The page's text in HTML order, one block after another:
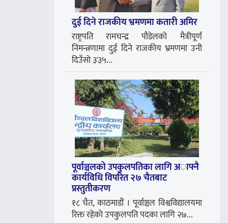
दुई दिने राजकीय भ्रमणमा कतारी अमिर
राष्ट्रपति रामचन्द्र पौडेलको मैत्रीपूर्ण
निमन्त्रणामा दुई दिने राजकीय भ्रमणमा उनी
दिउँसो ३ः३५...
पूर्वाञ्चलको उपकुलपतिका लागि अाफ्नै
कार्यविधि विपरित २७ चैतबाट
प्रस्तुतीकरण
१८ चैत, काठमाडौं । पूर्वाञ्चल विश्वविद्यालयमा
रिक्त रहेकाे उपकुलपति पदका लागि २७...